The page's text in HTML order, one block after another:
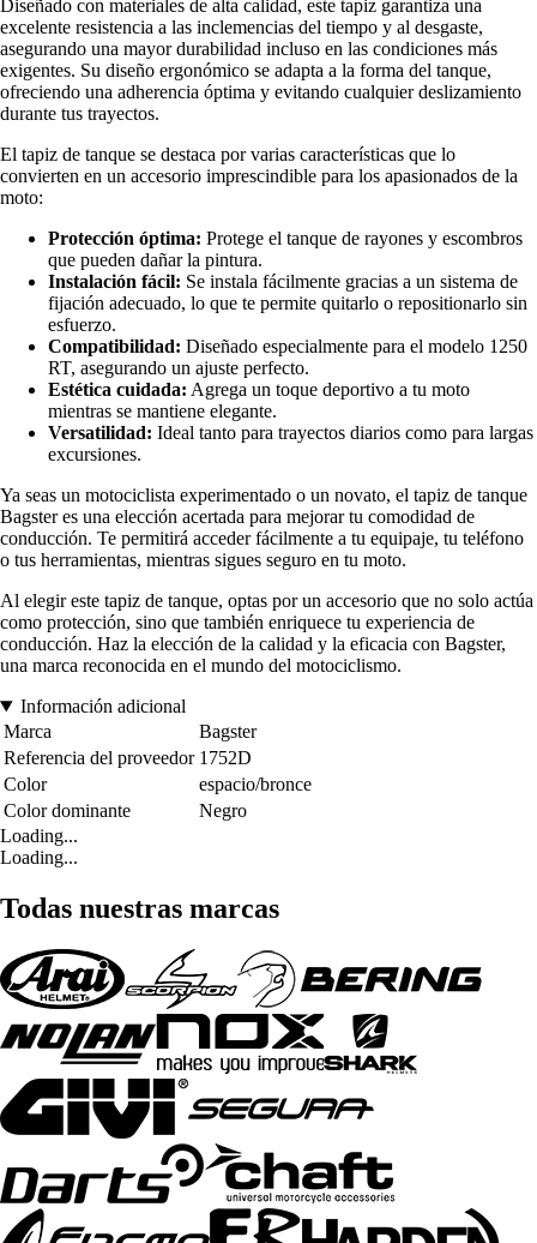
Diseñado con materiales de alta calidad, este tapiz garantiza una
excelente resistencia a las inclemencias del tiempo y al desgaste,
asegurando una mayor durabilidad incluso en las condiciones más
exigentes. Su diseño ergonómico se adapta a la forma del tanque,
ofreciendo una adherencia óptima y evitando cualquier deslizamiento
durante tus trayectos.
El tapiz de tanque se destaca por varias características que lo
convierten en un accesorio imprescindible para los apasionados de la
moto:
Protección óptima: Protege el tanque de rayones y escombros
que pueden dañar la pintura.
Instalación fácil: Se instala fácilmente gracias a un sistema de
fijación adecuado, lo que te permite quitarlo o repositionarlo sin
esfuerzo.
Compatibilidad: Diseñado especialmente para el modelo 1250
RT, asegurando un ajuste perfecto.
Estética cuidada: Agrega un toque deportivo a tu moto
mientras se mantiene elegante.
Versatilidad: Ideal tanto para trayectos diarios como para largas
excursiones.
Ya seas un motociclista experimentado o un novato, el tapiz de tanque
Bagster es una elección acertada para mejorar tu comodidad de
conducción. Te permitirá acceder fácilmente a tu equipaje, tu teléfono
o tus herramientas, mientras sigues seguro en tu moto.
Al elegir este tapiz de tanque, optas por un accesorio que no solo actúa
como protección, sino que también enriquece tu experiencia de
conducción. Haz la elección de la calidad y la eficacia con Bagster,
una marca reconocida en el mundo del motociclismo.
Información adicional
Marca
Bagster
Referencia del proveedor 1752D
Color
espacio/bronce
Color dominante
Negro
Loading...
Loading...
Todas nuestras marcas